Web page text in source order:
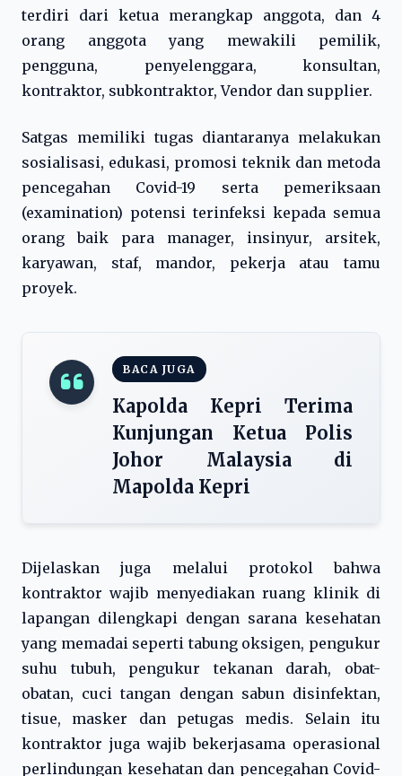
terdiri dari ketua merangkap anggota, dan 4
orang anggota yang mewakili pemilik,
pengguna, penyelenggara, konsultan,
kontraktor, subkontraktor, Vendor dan supplier.
Satgas memiliki tugas diantaranya melakukan
sosialisasi, edukasi, promosi teknik dan metoda
pencegahan Covid-19 serta pemeriksaan
(examination) potensi terinfeksi kepada semua
orang baik para manager, insinyur, arsitek,
karyawan, staf, mandor, pekerja atau tamu
proyek.
BACA JUGA
Kapolda Kepri Terima
Kunjungan Ketua Polis
Johor Malaysia di
Mapolda Kepri
Dijelaskan juga melalui protokol bahwa
kontraktor wajib menyediakan ruang klinik di
lapangan dilengkapi dengan sarana kesehatan
yang memadai seperti tabung oksigen, pengukur
suhu tubuh, pengukur tekanan darah, obat-
obatan, cuci tangan dengan sabun disinfektan,
tisue, masker dan petugas medis. Selain itu
kontraktor juga wajib bekerjasama operasional
perlindungan kesehatan dan pencegahan Covid-